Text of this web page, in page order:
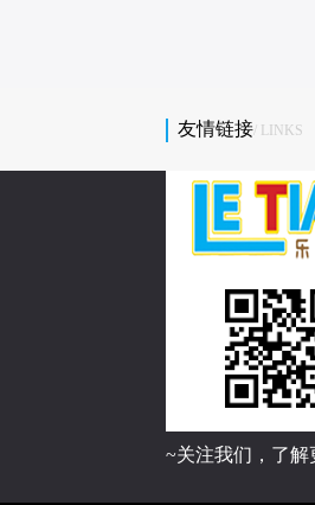
友情链接/ LINKS
~关注我们，了解